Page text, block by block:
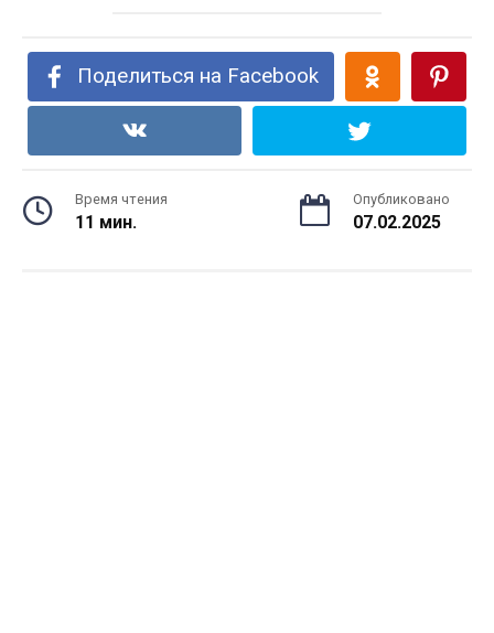
Поделиться на Facebook
Время чтения
11 мин.
Опубликовано
07.02.2025